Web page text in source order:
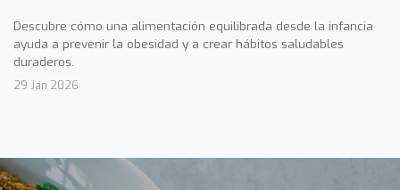
Descubre cómo una alimentación equilibrada desde la infancia
ayuda a prevenir la obesidad y a crear hábitos saludables
duraderos.
29 Jan 2026